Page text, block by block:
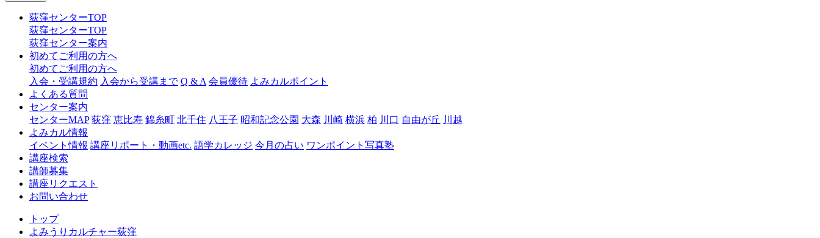
ャ
荻
窪
荻窪センターTOP
荻窪センターTOP
荻窪センター案内
初めてご利用の方へ
初めてご利用の方へ
入会・受講規約 入会から受講まで Q & A 会員優待 よみカルポイント
よくある質問
センター案内
センターMAP 荻窪 恵比寿 錦糸町 北千住 八王子 昭和記念公園 大森 川崎 横浜 柏 川口 自由が丘 川越
よみカル情報
イベント情報 講座リポート・動画etc. 語学カレッジ 今月の占い ワンポイント写真塾
講座検索
講師募集
講座リクエスト
お問い合わせ
トップ
よみうりカルチャー荻窪